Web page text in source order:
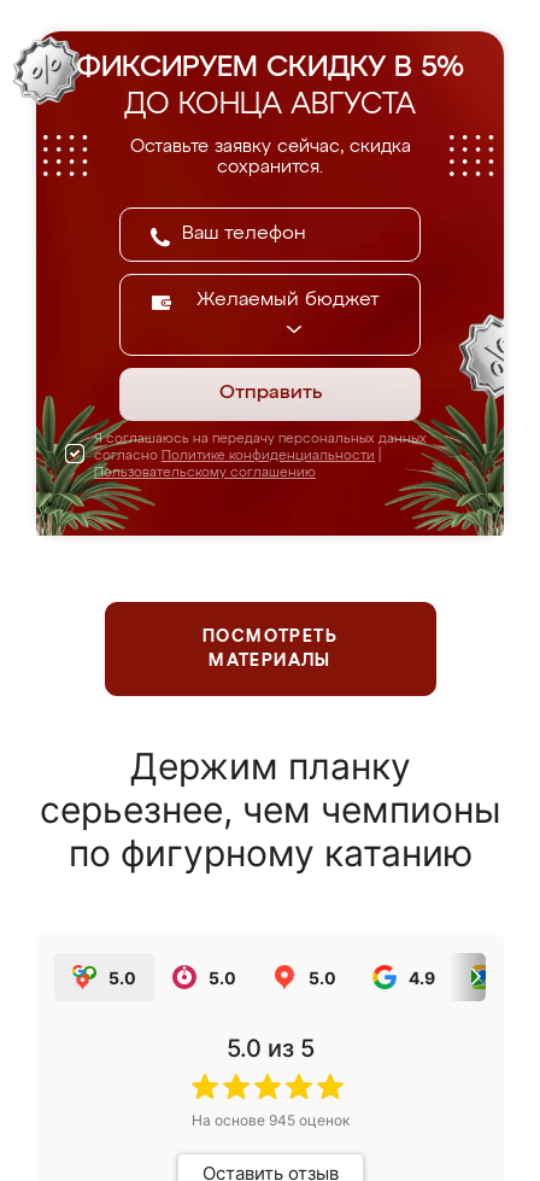
ФИКСИРУЕМ СКИДКУ В 5%
ДО КОНЦА АВГУСТА
Оставьте заявку сейчас, скидка
сохранится.
Желаемый бюджет
Отправить
Я соглашаюсь на передачу персональных данных
согласно Политике конфиденциальности
Пользовательскому соглашению
ПОСМОТРЕТЬ
МАТЕРИАЛЫ
Держим планку
серьезнее, чем чемпионы
по фигурному катанию
5.0 5.0 5.0 4.9
5.0 из 5
На основе 945оценок
Оставить отзыв